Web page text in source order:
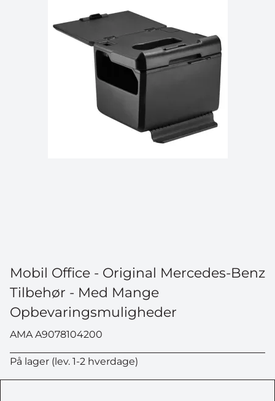
Mobil Office - Original Mercedes-Benz
Tilbehør - Med Mange
Opbevaringsmuligheder
AMA A9078104200
På lager (lev. 1-2 hverdage)